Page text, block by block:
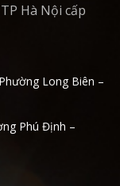
Hà Nội cấp
Long Biên –
Phú Định –